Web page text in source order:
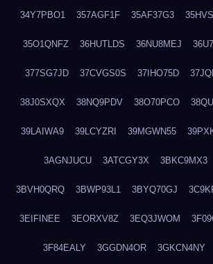
34Y7PBO1 357AGF1F 35AF37G3
35O1QNFZ 36HUTLDS 36NU8MEJ
377SG7JD 37CVGS0S 37IHO75D
38J0SXQX 38NQ9PDV 38O70PCO
39LAIWA9 39LCYZRI 39MGWN55
3AGNJUCU 3ATCGY3X 3BKC9MX3
3BVH0QRQ 3BWP93L1 3BYQ70GJ
3EIFINEE 3EORXV8Z 3EQ3JWOM
3F84EALY 3GGDN4OR 3GKCN4NY